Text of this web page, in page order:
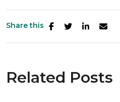
Share this
Related Posts